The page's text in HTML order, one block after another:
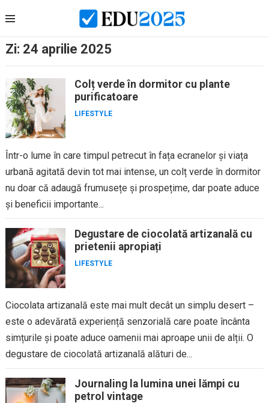
to
Zi: 24 aprilie 2025
Colț verde în dormitor cu plante
purificatoare
LIFESTYLE
Într-o lume în care timpul petrecut în fața ecranelor și viața
urbană agitată devin tot mai intense, un colț verde în dormitor
nu doar că adaugă frumusețe și prospețime, dar poate aduce
și beneficii importante...
Degustare de ciocolată artizanală cu
prietenii apropiați
LIFESTYLE
Ciocolata artizanală este mai mult decât un simplu desert –
este o adevărată experiență senzorială care poate încânta
simțurile și poate aduce oamenii mai aproape unii de alții. O
degustare de ciocolată artizanală alături de...
Journaling la lumina unei lămpi cu
petrol vintage